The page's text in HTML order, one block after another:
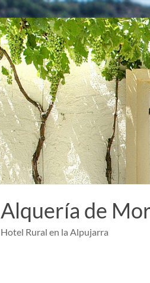
Alquería de
Hotel Rural en la Alpujarra